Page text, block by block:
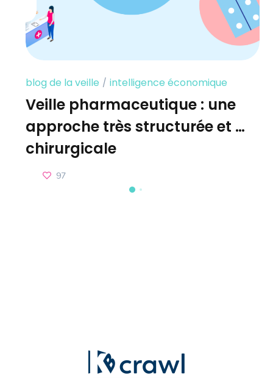
blog de la veille intelligence économique
Veille pharmaceutique : une
approche très structurée et …
chirurgicale
97